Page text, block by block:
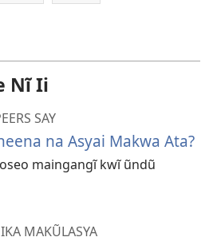
Nĩ Ii
SAY
na Asyai Makwa Ata?
maingangĩ kwĩ ũndũ
MAKŨLASYA